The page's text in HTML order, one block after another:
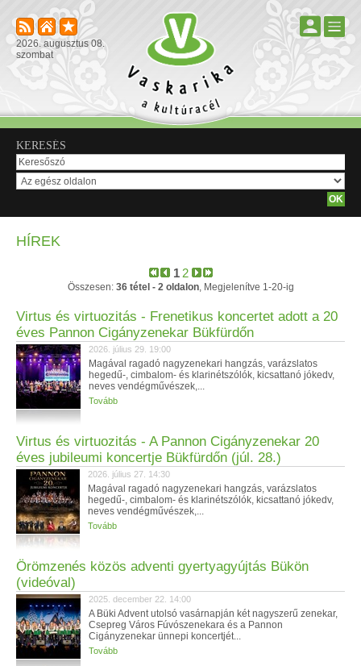
2026. augusztus 08.
szombat
KERESÉS
HÍREK
1 2
Összesen: 36 tétel - 2 oldalon, Megjelenítve 1-20-ig
Virtus és virtuozitás - Frenetikus koncertet adott a 20
éves Pannon Cigányzenekar Bükfürdőn
2026. július 29. 19:00
Magával ragadó nagyzenekari hangzás, varázslatos
hegedű-, cimbalom- és klarinétszólók, kicsattanó jókedv,
neves vendégművészek,...
Tovább
Virtus és virtuozitás - A Pannon Cigányzenekar 20
éves jubileumi koncertje Bükfürdőn (júl. 28.)
2026. július 27. 14:30
Magával ragadó nagyzenekari hangzás, varázslatos
hegedű-, cimbalom- és klarinétszólók, kicsattanó jókedv,
neves vendégművészek,...
Tovább
Örömzenés közös adventi gyertyagyújtás Bükön
(videóval)
2025. december 22. 14:00
A Büki Advent utolsó vasárnapján két nagyszerű zenekar,
Csepreg Város Fúvószenekara és a Pannon
Cigányzenekar ünnepi koncertjét...
Tovább